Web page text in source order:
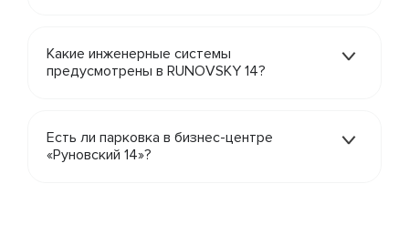
Какие инженерные системы
предусмотрены в RUNOVSKY 14?
Есть ли парковка в бизнес-центре
«Руновский 14»?